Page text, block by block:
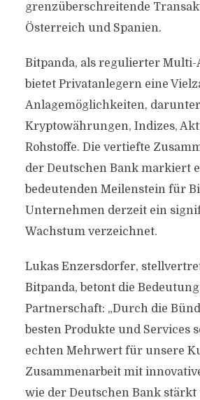
grenzüberschreitende
Österreich und Spanien.
Bitpanda, als regulierter Multi-
bietet Privatanlegern eine
Anlagemöglichkeiten,
Kryptowährungen, Indizes,
Rohstoffe. Die vertiefte
der Deutschen Bank markiert
bedeutenden Meilenstein für
Unternehmen derzeit ein
Wachstum verzeichnet.
Lukas Enzersdorfer,
Bitpanda, betont die
Partnerschaft: „Durch die
besten Produkte und Services
echten Mehrwert für unsere
Zusammenarbeit mit
wie der Deutschen Bank stärkt